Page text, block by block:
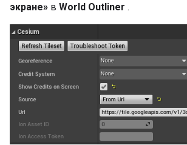
экране» в World Outliner .